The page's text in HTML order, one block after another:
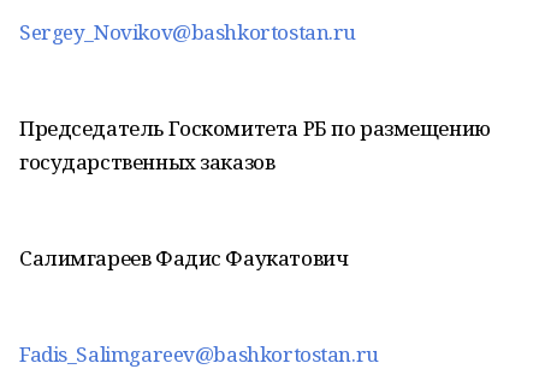
Sergey_Novikov@bashkortostan.ru
Председатель Госкомитета РБ по размещению
государственных заказов
Салимгареев Фадис Фаукатович
Fadis_Salimgareev@bashkortostan.ru